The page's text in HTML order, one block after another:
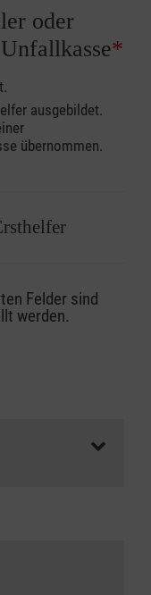
oder
*
ausgebildet.
übernommen.
zu
Kursgebühr
die
oder
Felder sind
werden.